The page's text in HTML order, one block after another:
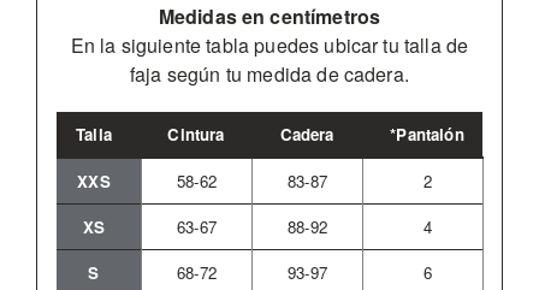
Medidas en centímetros
En la siguiente tabla puedes ubicar tu talla de
faja según tu medida de cadera.
Talla Cintura Cadera *Pantalón
XXS 58-62 83-87
2
XS
63-67 88-92
4
S
68-72 93-97
6